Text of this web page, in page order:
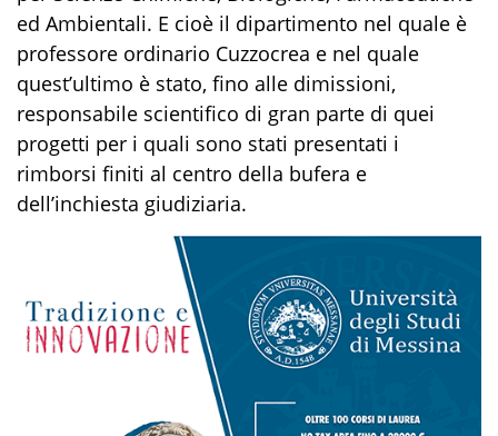
ed Ambientali. E cioè il dipartimento nel quale è
professore ordinario Cuzzocrea e nel quale
quest’ultimo è stato, fino alle dimissioni,
responsabile scientifico di gran parte di quei
progetti per i quali sono stati presentati i
rimborsi finiti al centro della bufera e
dell’inchiesta giudiziaria.